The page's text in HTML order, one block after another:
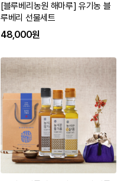
[블루베리농원 해마루] 유기농 블
루베리 선물세트
48,000원